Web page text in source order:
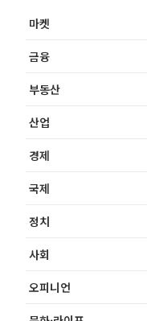
마켓
금융
부동산
산업
경제
국제
정치
사회
오피니언